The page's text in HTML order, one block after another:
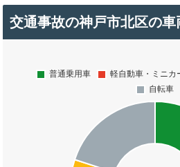
交通事故の神戸市北区の車